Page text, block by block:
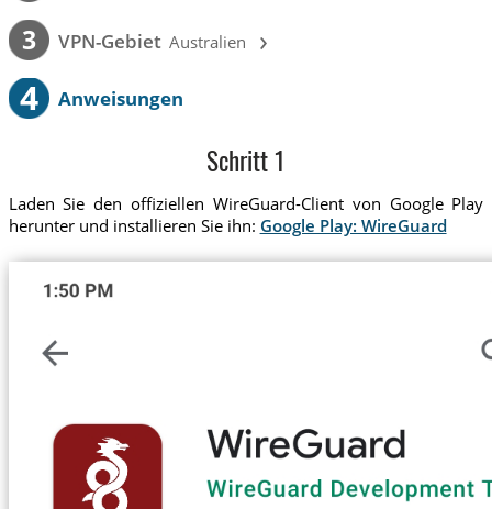
3 VPN-Gebiet Australien ›
4 Anweisungen
Schritt 1
Laden Sie den offiziellen WireGuard-Client von Google Play
herunter und installieren Sie ihn: Google Play: WireGuard